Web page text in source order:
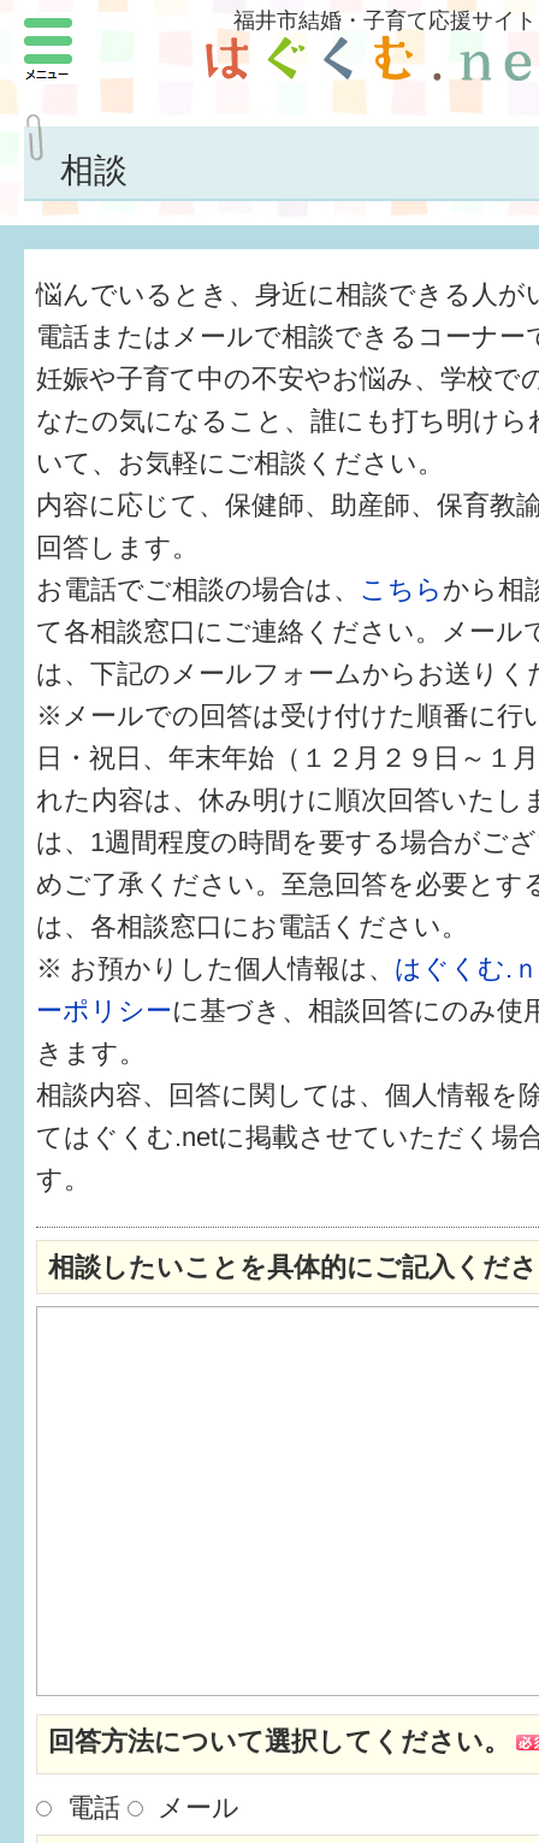
福井市結婚・子育て応援サイト
相談
悩んでいるとき、身近に相談できる人が
電話またはメールで相談できるコーナー
妊娠や子育て中の不安やお悩み、学校で
なたの気になること、誰にも打ち明け
いて、お気軽にご相談ください。
内容に応じて、保健師、助産師、保育教
回答します。
お電話でご相談の場合は、 こちら から相
て各相談窓口にご連絡ください。メール
は、下記のメールフォームからお送りく
※メールでの回答は受け付けた順番に行
日・祝日、年末年始（１２月２９日～１
れた内容は、休み明けに順次回答いたし
は、1週間程度の時間を要する場合がご
めご了承ください。至急回答を必要とす
は、各相談窓口にお電話ください。
※ お預かりした個人情報は、 はぐくむ.
ーポリシーに基づき、相談回答にのみ使
きます。
相談内容、回答に関しては、個人情報を
てはぐくむ.netに掲載させていただく場
す。
相談したいことを具体的にご記入くだ
回答方法について選択してください。
電話
メール
メニュー
結婚したい
子どもがほしい
福井の子育て環境
子どもを育てよう
もしものときの緊急連絡先
届出・手当・助成
健診・予防接種
仲間づくり・遊び場
子どもを預けたい
入園・入学
相談したい
さまざまな支援
子育てカレンダー
妊娠
出産〜3か月
3か月〜6か月
6か月〜1歳
1歳〜3歳
3歳〜就学前
就学後〜
子育て情報誌「ほっと」
食育